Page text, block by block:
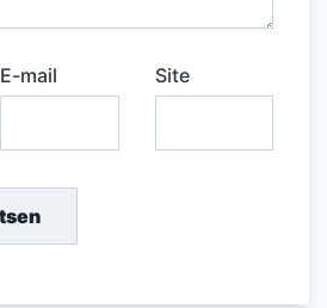
E-mail Site